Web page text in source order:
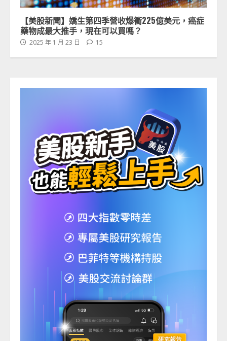
【美股新聞】嬌生第四季營收爆衝225億美元，癌症
藥物成最大推手，現在可以買嗎？
2025 年 1 月 23 日 15